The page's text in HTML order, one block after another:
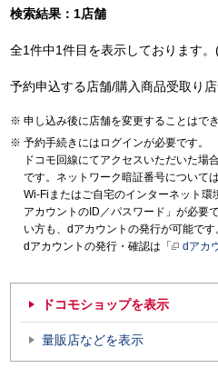
検索結果：1店舗
全1件中1件目を表示しております
予約申込する店舗/購入商品受取り
申し込み後に店舗を変更することはでき
予約手続きにはログインが必要です。
ドコモ回線にてアクセスいただいた場
です。ネットワーク暗証番号については
Wi-Fiまたはご自宅のインターネット環
アカウントのID／パスワード」が必要
い方も、dアカウントの発行が可能です
dアカウントの発行・確認は「
dアカ
ドコモショップを表示
量販店などを表示